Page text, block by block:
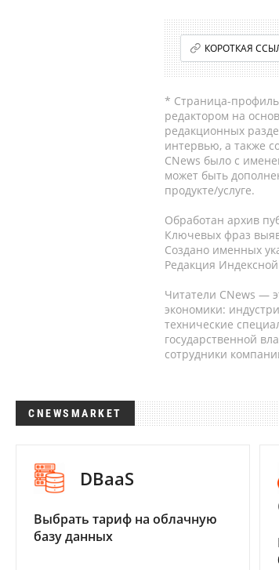
КОРОТКАЯ
* Страница-профиль
редактором на
редакционных
интервью, а также
CNews было с
может быть
продукте/услуге.
Обработан архив
Ключевых фраз
Создано именных
Редакция
Читатели CNews —
экономики:
технические
государственной
сотрудники
CNEWSMARKET
DBaaS
Выбрать тариф на облачную
базу данных